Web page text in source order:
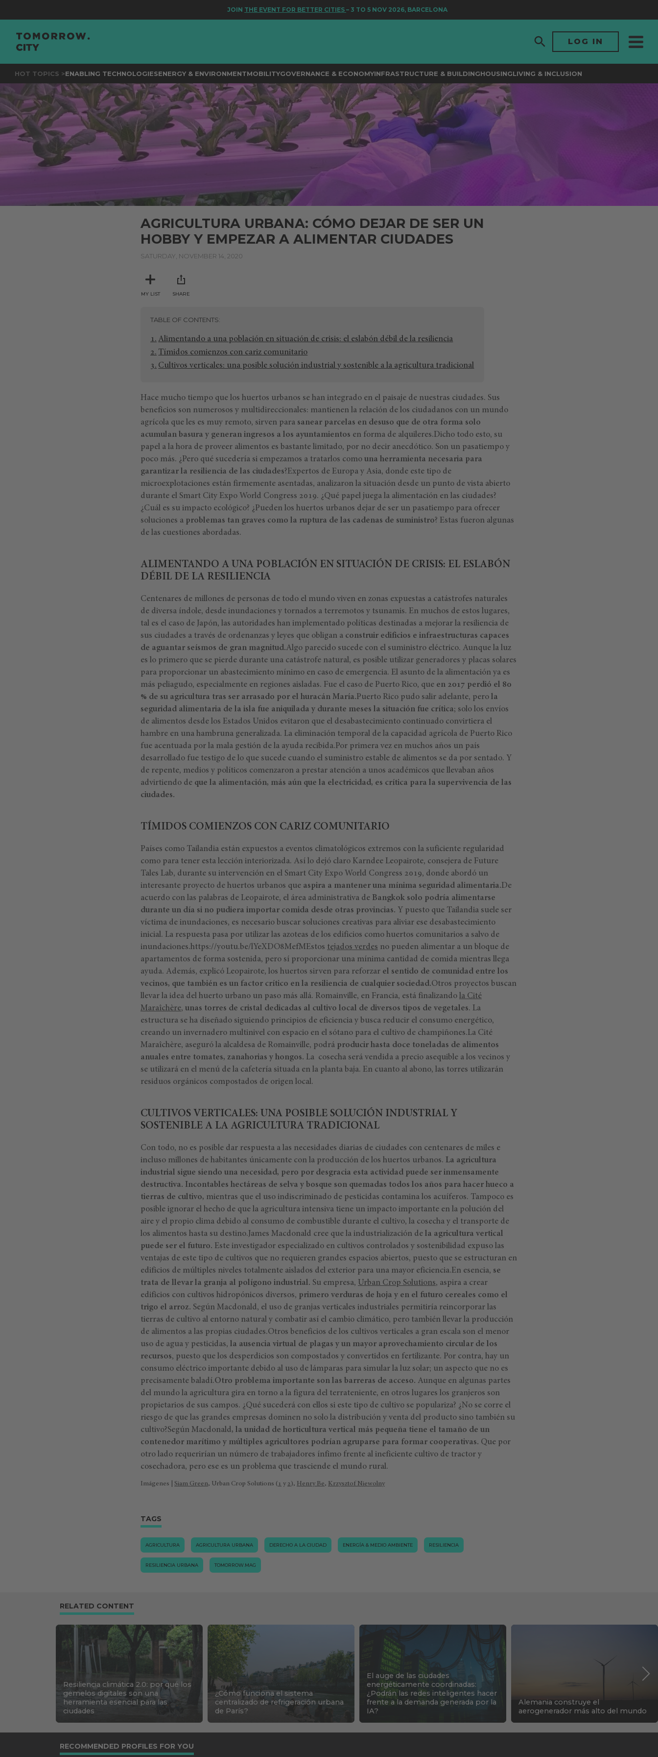
THE EVENT FOR BETTER CITIES– 3 TO 5 NOV 2026, BARCELONA
LOG IN
HOT TOPICS >ENABLING TECHNOLOGIESENERGY & ENVIRONMENTMOBILITYGOVERNANCE & ECONOMYINFRASTRUCTURE & BUILDINGHOUSINGLIVING & INCLUSION
AGRICULTURA URBANA: CÓMO DEJAR DE SER UN
HOBBY Y EMPEZAR A ALIMENTAR CIUDADES
SATURDAY, NOVEMBER 14, 2020
MY LIST SHARE
TABLE OF CONTENTS
Alimentando a una población en situación de crisis: el eslabón débil de la resiliencia
Tímidos comienzos con cariz comunitario
Cultivos verticales: una posible solución industrial y sostenible a la agricultura tradicional
Hace mucho tiempo que los huertos urbanos se han integrado en el paisaje de nuestras ciudades. Sus
beneficios son numerosos y multidireccionales: mantienen la relación de los ciudadanos con un mundo
agrícola que les es muy remoto, sirven para sanear parcelas en desuso que de otra forma solo
acumulan basura y generan ingresos a los ayuntamientos en forma de alquileres.Dicho todo esto, su
papel a la hora de proveer alimentos es bastante limitado, por no decir anecdótico. Son un pasatiempo y
poco más. ¿Pero qué sucedería si empezamos a tratarlos como una herramienta necesaria para
garantizar la resiliencia de las ciudades?Expertos de Europa y Asia, donde este tipo de
microexplotaciones están firmemente asentadas, analizaron la situación desde un punto de vista abierto
durante el Smart City Expo World Congress 2019. ¿Qué papel juega la alimentación en las ciudades?
¿Cuál es su impacto ecológico? ¿Pueden los huertos urbanos dejar de ser un pasatiempo para ofrecer
soluciones a problemas tan graves como la ruptura de las cadenas de suministro? Estas fueron algunas
de las cuestiones abordadas.
ALIMENTANDO A UNA POBLACIÓN EN SITUACIÓN DE CRISIS: EL ESLABÓN
DÉBIL DE LA RESILIENCIA
Centenares de millones de personas de todo el mundo viven en zonas expuestas a catástrofes naturales
de diversa índole, desde inundaciones y tornados a terremotos y tsunamis. En muchos de estos lugares,
tal es el caso de Japón, las autoridades han implementado políticas destinadas a mejorar la resiliencia de
sus ciudades a través de ordenanzas y leyes que obligan a construir edificios e infraestructuras capaces
de aguantar seísmos de gran magnitud.Algo parecido sucede con el suministro eléctrico. Aunque la luz
es lo primero que se pierde durante una catástrofe natural, es posible utilizar generadores y placas solares
para proporcionar un abastecimiento mínimo en caso de emergencia. El asunto de la alimentación ya es
más peliagudo, especialmente en regiones aisladas. Fue el caso de Puerto Rico, que en 2017 perdió el 80
% de su agricultura tras ser arrasado por el huracán María.Puerto Rico pudo salir adelante, pero la
seguridad alimentaria de la isla fue aniquilada y durante meses la situación fue crítica; solo los envíos
de alimentos desde los Estados Unidos evitaron que el desabastecimiento continuado convirtiera el
hambre en una hambruna generalizada. La eliminación temporal de la capacidad agrícola de Puerto Rico
fue acentuada por la mala gestión de la ayuda recibida.Por primera vez en muchos años un país
desarrollado fue testigo de lo que sucede cuando el suministro estable de alimentos se da por sentado. Y
de repente, medios y políticos comenzaron a prestar atención a unos académicos que llevaban años
advirtiendo de que la alimentación, más aún que la electricidad, es crítica para la supervivencia de las
ciudades.
TÍMIDOS COMIENZOS CON CARIZ COMUNITARIO
Países como Tailandia están expuestos a eventos climatológicos extremos con la suficiente regularidad
como para tener esta lección interiorizada. Así lo dejó claro Karndee Leopairote, consejera de Future
Tales Lab, durante su intervención en el Smart City Expo World Congress 2019, donde abordó un
interesante proyecto de huertos urbanos que aspira a mantener una mínima seguridad alimentaria.De
acuerdo con las palabras de Leopairote, el área administrativa de Bangkok solo podría alimentarse
durante un día si no pudiera importar comida desde otras provincias. Y puesto que Tailandia suele ser
víctima de inundaciones, es necesario buscar soluciones creativas para aliviar ese desabastecimiento
inicial. La respuesta pasa por utilizar las azoteas de los edificios como huertos comunitarios a salvo de
inundaciones.https://youtu.be/lYeXDO8MefMEstos tejados verdes no pueden alimentar a un bloque de
apartamentos de forma sostenida, pero sí proporcionar una mínima cantidad de comida mientras llega
ayuda. Además, explicó Leopairote, los huertos sirven para reforzar el sentido de comunidad entre los
vecinos, que también es un factor crítico en la resiliencia de cualquier sociedad.Otros proyectos buscan
llevar la idea del huerto urbano un paso más allá. Romainville, en Francia, está finalizando la Cité
Maraîchère, unas torres de cristal dedicadas al cultivo local de diversos tipos de vegetales. La
estructura se ha diseñado siguiendo principios de eficiencia y busca reducir el consumo energético,
creando un invernadero multinivel con espacio en el sótano para el cultivo de champiñones.La Cité
Maraîchère, aseguró la alcaldesa de Romainville, podrá producir hasta doce toneladas de alimentos
anuales entre tomates, zanahorias y hongos. La cosecha será vendida a precio asequible a los vecinos y
se utilizará en el menú de la cafetería situada en la planta baja. En cuanto al abono, las torres utilizarán
residuos orgánicos compostados de origen local.
CULTIVOS VERTICALES: UNA POSIBLE SOLUCIÓN INDUSTRIAL Y
SOSTENIBLE A LA AGRICULTURA TRADICIONAL
Con todo, no es posible dar respuesta a las necesidades diarias de ciudades con centenares de miles e
incluso millones de habitantes únicamente con la producción de los huertos urbanos. La agricultura
industrial sigue siendo una necesidad, pero por desgracia esta actividad puede ser inmensamente
destructiva. Incontables hectáreas de selva y bosque son quemadas todos los años para hacer hueco a
tierras de cultivo, mientras que el uso indiscriminado de pesticidas contamina los acuíferos. Tampoco es
posible ignorar el hecho de que la agricultura intensiva tiene un impacto importante en la polución del
aire y el propio clima debido al consumo de combustible durante el cultivo, la cosecha y el transporte de
los alimentos hasta su destino.James Macdonald cree que la industrialización de la agricultura vertical
puede ser el futuro. Este investigador especializado en cultivos controlados y sostenibilidad expuso las
ventajas de este tipo de cultivos que no requieren grandes espacios abiertos, puesto que se estructuran en
edificios de múltiples niveles totalmente aislados del exterior para una mayor eficiencia.En esencia, se
trata de llevar la granja al polígono industrial. Su empresa, Urban Crop Solutions, aspira a crear
edificios con cultivos hidropónicos diversos, primero verduras de hoja y en el futuro cereales como el
trigo el arroz. Según Macdonald, el uso de granjas verticales industriales permitiría reincorporar las
tierras de cultivo al entorno natural y combatir así el cambio climático, pero también llevar la producción
de alimentos a las propias ciudades.Otros beneficios de los cultivos verticales a gran escala son el menor
uso de agua y pesticidas, la ausencia virtual de plagas y un mayor aprovechamiento circular de los
recursos, puesto que los desperdicios son compostados y convertidos en fertilizante. Por contra, hay un
consumo eléctrico importante debido al uso de lámparas para simular la luz solar; un aspecto que no es
precisamente baladí.Otro problema importante son las barreras de acceso. Aunque en algunas partes
del mundo la agricultura gira en torno a la figura del terrateniente, en otros lugares los granjeros son
propietarios de sus campos. ¿Qué sucederá con ellos si este tipo de cultivo se populariza? ¿No se corre el
riesgo de que las grandes empresas dominen no solo la distribución y venta del producto sino también su
cultivo?Según Macdonald, la unidad de horticultura vertical más pequeña tiene el tamaño de un
contenedor marítimo y múltiples agricultores podrían agruparse para formar cooperativas. Que por
otro lado requerirían un número de trabajadores ínfimo frente al ineficiente cultivo de tractor y
cosechadora, pero ese es un problema que trasciende el mundo rural.
Imágenes | Siam Green, Urban Crop Solutions ( 1 y 2), Henry Be, Krzysztof Niewolny
TAGS
AGRICULTURA AGRICULTURA URBANA DERECHO A LA CIUDAD ENERGÍA & MEDIO AMBIENTE RESILIENCIA
RESILIENCIA URBANA TOMORROW.MAG
RELATED CONTENT
Resiliencia climática 2.0: por qué los
gemelos digitales son una
herramienta esencial para las
ciudades
¿Cómo funciona el sistema
centralizado de refrigeración urbana
de París?
El auge de las ciudades
energéticamente coordinadas:
¿Podrán las redes inteligentes hacer
frente a la demanda generada por la
IA?
Alemania construye el
aerogenerador más alto del mundo
RECOMMENDED PROFILES FOR YOU